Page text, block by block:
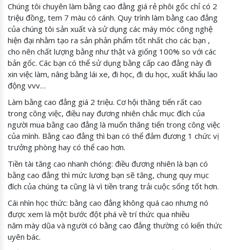
Chúng tôi chuyên làm bằng cao đẳng giá rẻ phôi gốc chỉ có 2
triệu đồng, tem 7 màu có cánh. Quy trình làm bằng cao đẳng
của chúng tôi sản xuất và sử dụng các máy móc công nghệ
hiện đại nhằm tạo ra sản phản phẩm tốt nhất cho các bạn ,
cho nên chất lượng bằng như thật và giống 100% so với các
bản gốc. Các bạn có thể sử dụng bằng cấp cao đẳng này đi
xin việc làm, nâng bằng lái xe, đi học, đi du học, xuất khẩu lao
động vvv…
Làm bằng cao đẳng giá 2 triệu. Cơ hội thăng tiến rất cao
trong công việc, điều nay đương nhiên chắc mục đích của
người mua bằng cao đẳng là muốn thăng tiến trong công việc
của mình. Bằng cao đẳng thì bạn có thể đảm đương 1 chức vị
trưởng phòng hay có thể cao hơn.
Tiền tài tăng cao nhanh chóng: điều đương nhiên là bạn có
bằng cao đẳng thì mức lương bạn sẽ tăng, chung quy mục
đích của chúng ta cũng là vì tiền trang trải cuộc sống tốt hơn.
Cái nhìn học thức: bằng cao đẳng không quá cao nhưng nó
được xem là một bước đột phá về trí thức qua nhiều
năm mày dũa và người có bằng cao đẳng thường có kiến thức
uyên bác.